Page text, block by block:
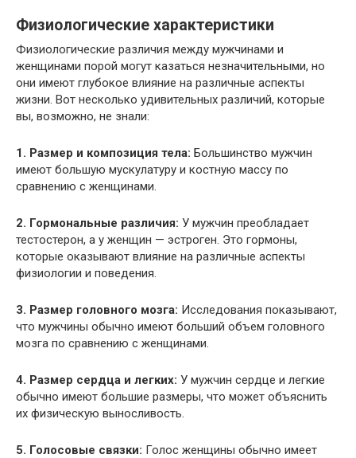
Физиологические характеристики
Физиологические различия между мужчинами и
женщинами порой могут казаться незначительными, но
они имеют глубокое влияние на различные аспекты
жизни. Вот несколько удивительных различий, которые
вы, возможно, не знали:
1. Размер и композиция тела: Большинство мужчин
имеют большую мускулатуру и костную массу по
сравнению с женщинами.
2. Гормональные различия: У мужчин преобладает
тестостерон, а у женщин — эстроген. Это гормоны,
которые оказывают влияние на различные аспекты
физиологии и поведения.
3. Размер головного мозга: Исследования показывают,
что мужчины обычно имеют больший объем головного
мозга по сравнению с женщинами.
4. Размер сердца и легких: У мужчин сердце и легкие
обычно имеют большие размеры, что может объяснить
их физическую выносливость.
5. Голосовые связки: Голос женщины обычно имеет